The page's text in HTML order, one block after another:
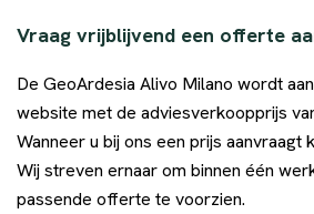
Vraag vrijblijvend een offerte
De GeoArdesia Alivo Milano wordt
website met de adviesverkoopprijs
Wanneer u bij ons een prijs aanvraagt
Wij streven ernaar om binnen één
passende offerte te voorzien.